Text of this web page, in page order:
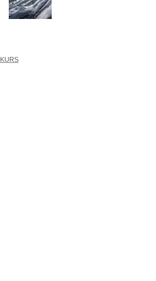
KURS